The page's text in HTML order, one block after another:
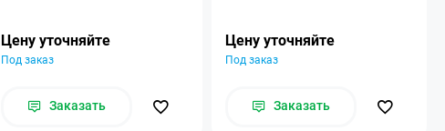
Цену уточняйте
Под заказ
Заказать
Цену уточняйте
Под заказ
Заказать